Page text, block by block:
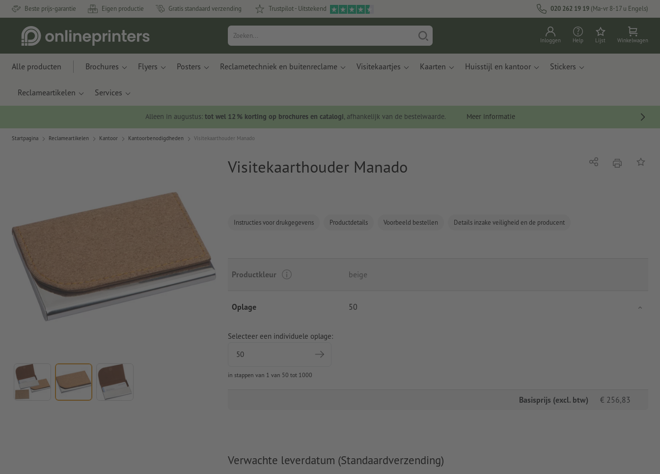
Beste prijs-garantie Eigen productie Gratis standaard verzending Trustpilot - Uitstekend 020 262 19 19 (Ma-vr 8-17 u Engels)
Inloggen Help Lijst Winkelwagen
Alle producten Brochures Flyers Posters Reclametechniek en buitenreclame Visitekaartjes Kaarten Huisstijl en kantoor Stickers
Reclameartikelen Services
Alleen in augustus: tot wel 12 % korting op brochures en catalogi, afhankelijk van de bestelwaarde. Meer informatie
Startpagina Reclameartikelen Kantoor Kantoorbenodigdheden Visitekaarthouder Manado
Visitekaarthouder Manado
Instructies voor drukgegevens Productdetails Voorbeeld bestellen Details inzake veiligheid en de producent
Delen afdrukkenOp de
Productkleur beige
Oplage 50
Selecteer een individuele oplage:
in stappen van 1 van 50 tot 1000
Basisprijs (excl. btw) € 256,83
Verwachte leverdatum (Standaardverzending)